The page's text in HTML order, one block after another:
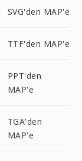
SVG'den MAP'e
TTF'den MAP'e
PPT'den
MAP'e
TGA'den
MAP'e